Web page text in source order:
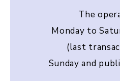
The
Monday to
(last
Sunday and